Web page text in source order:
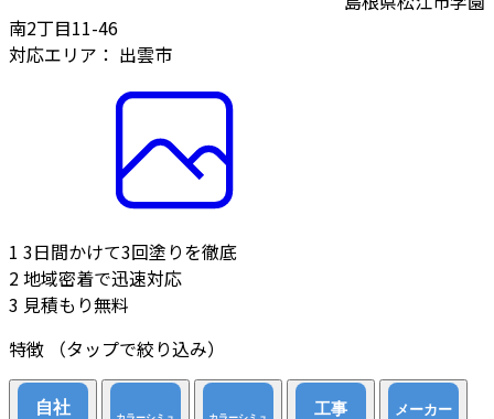
南2丁目11-46
対応エリア： 出雲市
1 3日間かけて3回塗りを徹底
2地域密着で迅速対応
3 見積もり無料
特徴
（タップで絞り込み）